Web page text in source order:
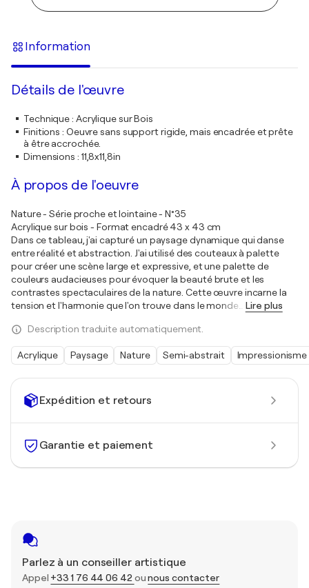
Expédition et retours
Garantie et paiement
Parlez à un conseiller artistique
Appel +33 1 76 44 06 42 ounous contacter
Information
Détails de l'œuvre
Technique: Acrylique sur Bois
Finitions : Oeuvre sans support rigide, mais encadrée et prête
à être accrochée.
Dimensions : 11,8x11,8in
À propos de l'oeuvre
Nature - Série proche et lointaine - N°35
Acrylique sur bois - Format encadré 43 x 43 cm
Dans ce tableau, j'ai capturé un paysage dynamique qui danse
entre réalité et abstraction. J'ai utilisé des couteaux à palette
pour créer une scène large et expressive, et une palette de
couleurs audacieuses pour évoquer la beauté brute et les
contrastes spectaculaires de la nature. Cette œuvre incarne la
tension et l'harmonie que l'on trouve dans le monde
Lire plus
Description traduite automatiquement.
Acrylique Paysage Nature Semi-abstrait Impressionisme